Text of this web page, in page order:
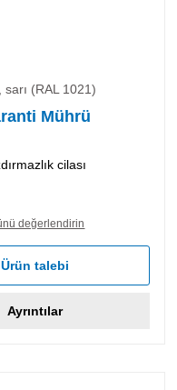
sarı (RAL 1021)
Mührü
cilası
değerlendirin
Ürün talebi
Ayrıntılar